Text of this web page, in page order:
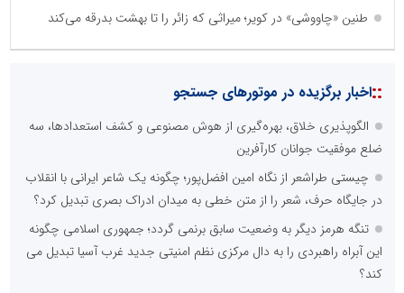
طنین «چاووشی» در کویر؛ میراثی که زائر را تا بهشت بدرقه می‌کند
::اخبار برگزیده در موتورهای جستجو
الگوپذیری خلاق، بهره‌گیری از هوش مصنوعی و کشف استعدادها، سه
ضلع موفقیت جوانان کارآفرین
چیستی طراشعر از نگاه امین افضل‌پور؛ چگونه یک شاعر ایرانی با انقلاب
در جایگاه حرف، شعر را از متن خطی به میدان ادراک بصری تبدیل کرد؟
تنگه هرمز دیگر به وضعیت سابق برنمی گردد؛ جمهوری اسلامی چگونه
این آبراه راهبردی را به دال مرکزی نظم امنیتی جدید غرب آسیا تبدیل می
کند؟